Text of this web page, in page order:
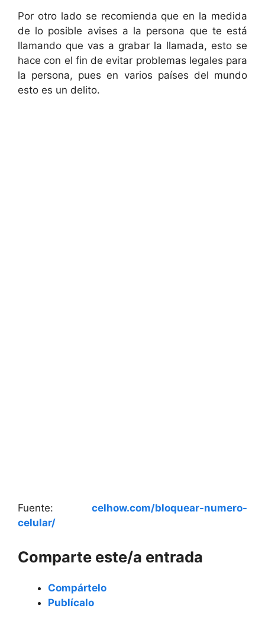
Por otro lado se recomienda que en la medida
de lo posible avises a la persona que te está
llamando que vas a grabar la llamada, esto se
hace con el fin de evitar problemas legales para
la persona, pues en varios países del mundo
esto es un delito.
Fuente: celhow.com/bloquear-numero-
celular/
Comparte este/a entrada
Compártelo
Publícalo